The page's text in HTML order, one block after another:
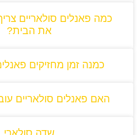
כמה פאנלים סולאריים
את הבית?
כמנה זמן מחזיקים
האם פאנלים סולאריים